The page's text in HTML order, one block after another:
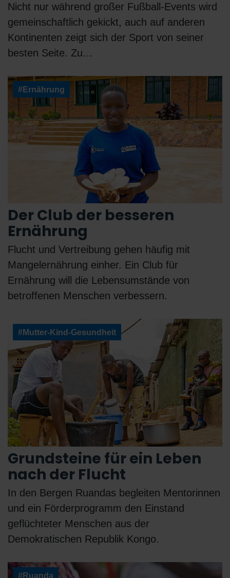
Nicht nur während großer Fußball-Events wird
gemeinschaftlich gekickt, auch auf anderen
Kontinenten zeigt sich der Sport von seiner
besten Seite. Zu…
#Ernährung
Der Club der besseren
Ernährung
Flucht und Vertreibung gehen häufig mit
Mangelernährung einher. Ein Club für
Ernährung will die Lebensumstände von
betroffenen Menschen verbessern.
#Mutter-Kind-Gesundheit
Grundsteine für ein Leben
nach der Flucht
In den Bergen Ruandas begleiten Mentorinnen
und ein Förderprogramm den Einstand
geflüchteter Menschen aus der
Demokratischen Republik Kongo.
#Ruanda